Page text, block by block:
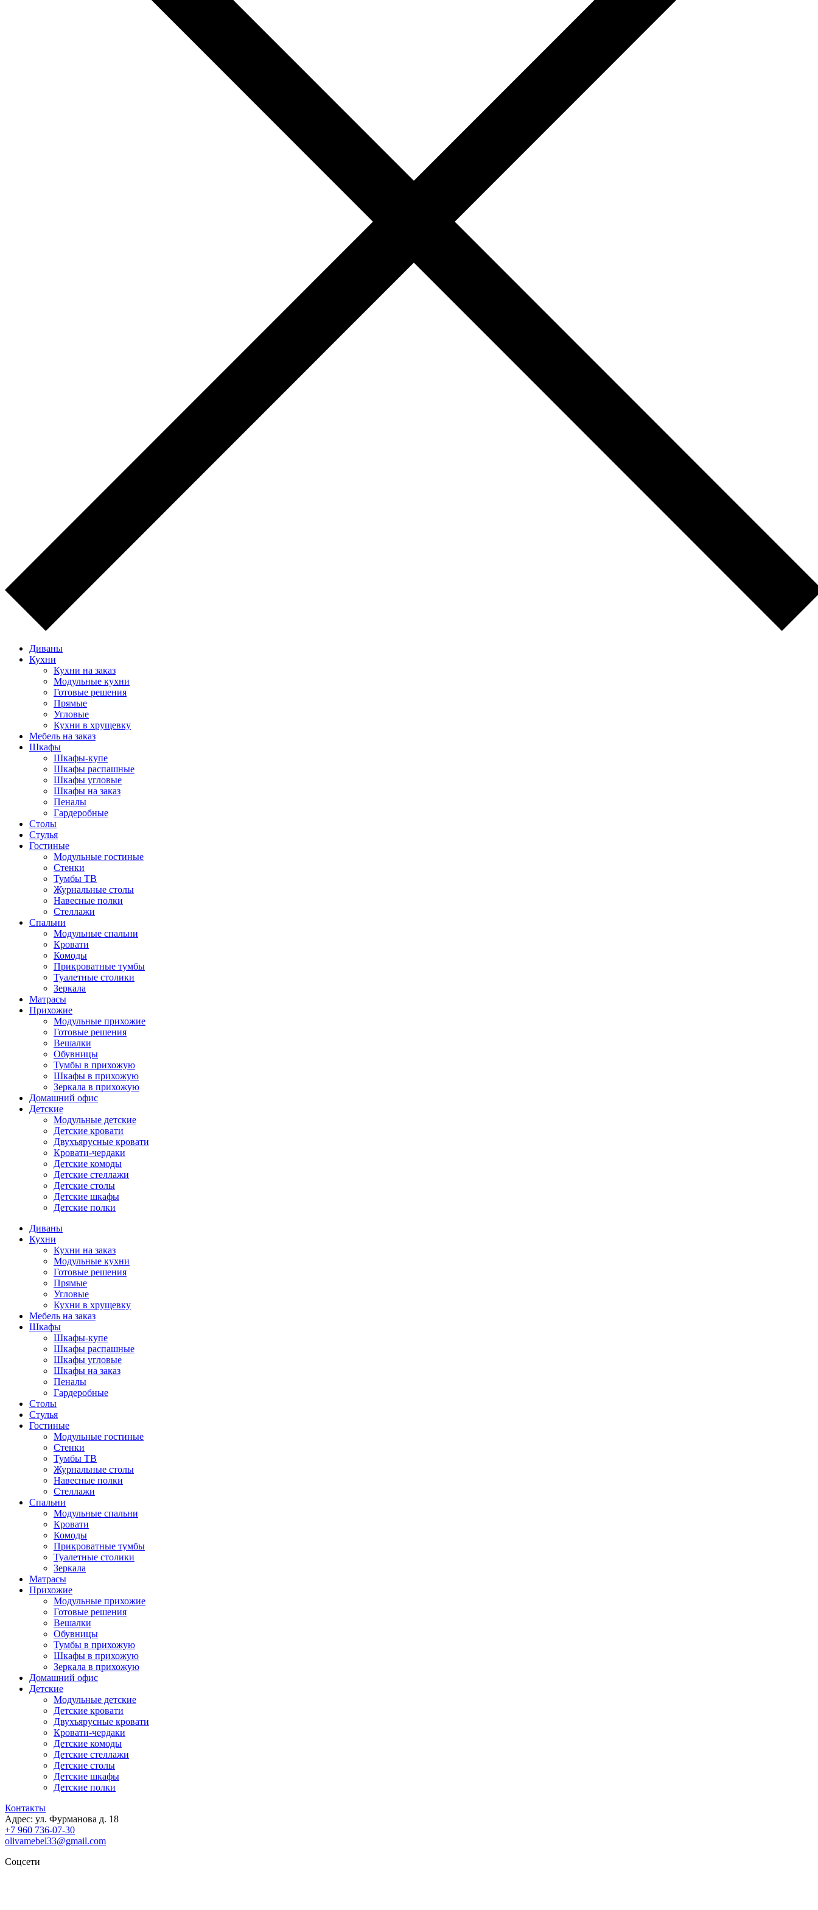
Диваны
Кухни
Кухни на заказ
Модульные кухни
Готовые решения
Прямые
Угловые
Кухни в хрущевку
Мебель на заказ
Шкафы
Шкафы-купе
Шкафы распашные
Шкафы угловые
Шкафы на заказ
Пеналы
Гардеробные
Столы
Стулья
Гостиные
Модульные гостиные
Стенки
Тумбы ТВ
Журнальные столы
Навесные полки
Стеллажи
Спальни
Модульные спальни
Кровати
Комоды
Прикроватные тумбы
Туалетные столики
Зеркала
Матрасы
Прихожие
Модульные прихожие
Готовые решения
Вешалки
Обувницы
Тумбы в прихожую
Шкафы в прихожую
Зеркала в прихожую
Домашний офис
Детские
Модульные детские
Детские кровати
Двухъярусные кровати
Кровати-чердаки
Детские комоды
Детские стеллажи
Детские столы
Детские шкафы
Детские полки
Диваны
Кухни
Кухни на заказ
Модульные кухни
Готовые решения
Прямые
Угловые
Кухни в хрущевку
Мебель на заказ
Шкафы
Шкафы-купе
Шкафы распашные
Шкафы угловые
Шкафы на заказ
Пеналы
Гардеробные
Столы
Стулья
Гостиные
Модульные гостиные
Стенки
Тумбы ТВ
Журнальные столы
Навесные полки
Стеллажи
Спальни
Модульные спальни
Кровати
Комоды
Прикроватные тумбы
Туалетные столики
Зеркала
Матрасы
Прихожие
Модульные прихожие
Готовые решения
Вешалки
Обувницы
Тумбы в прихожую
Шкафы в прихожую
Зеркала в прихожую
Домашний офис
Детские
Модульные детские
Детские кровати
Двухъярусные кровати
Кровати-чердаки
Детские комоды
Детские стеллажи
Детские столы
Детские шкафы
Детские полки
Контакты
Адрес: ул. Фурманова д. 18
+7 960 736-07-30
olivamebel33@gmail.com
Соцсети